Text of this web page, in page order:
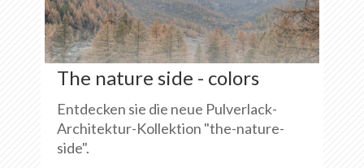
The nature side - colors
Entdecken sie die neue Pulverlack-
Architektur-Kollektion "the-nature-
side".